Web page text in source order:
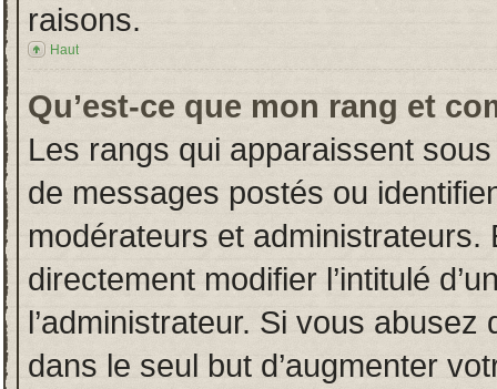
raisons.
Haut
Qu’est-ce que mon rang et
Les rangs qui apparaissent
de messages postés ou
modérateurs et
directement modifier l’intitulé
l’administrateur. Si vous
dans le seul but d’augmenter